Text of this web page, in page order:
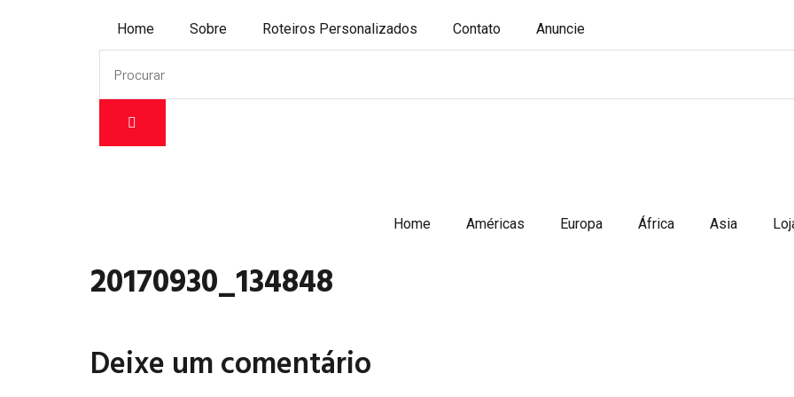
Home Sobre Roteiros Personalizados Contato Anuncie
Home Américas Europa África Asia
20170930_134848
Deixe um comentário